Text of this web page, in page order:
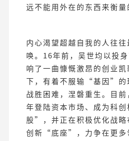
远不能用外在的东西来衡量
内心渴望超越自我的人往往
唤。16年前，吴世均以投
响了一曲慷慨激昂的创业
下，有着不服输“基因”的
战胜困难，涅磐重生。目
年登陆资本市场、成为科
股”，并正在积极优化战略
创新“底座”，力争在更多